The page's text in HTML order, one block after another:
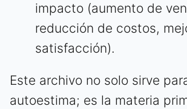
impacto (aumento de
reducción de costos,
satisfacción).
Este archivo no solo sirve
autoestima; es la materia